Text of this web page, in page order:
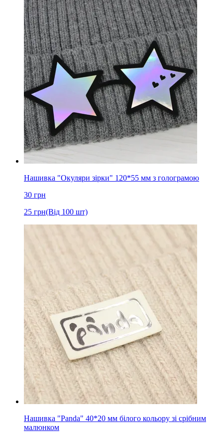
Нашивка "Окуляри зірки" 120*55 мм з голограмою
30 грн
25 грн(Від 100 шт)
Нашивка "Panda" 40*20 мм білого кольору зі срібним
малюнком